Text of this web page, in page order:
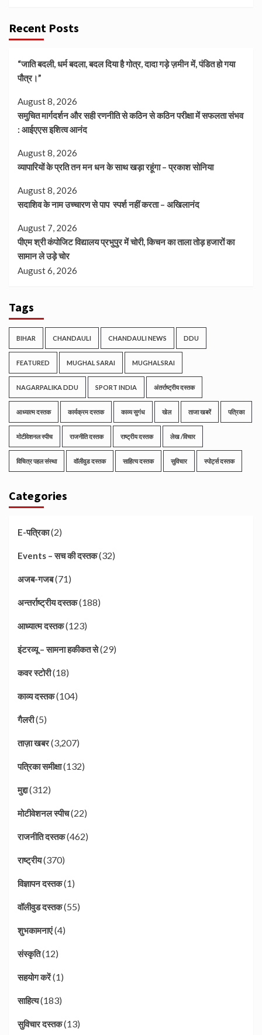
Recent Posts
“जाति बदली, धर्म बदला, बदल दिया है गोत्र, दादा गड़े ज़मीन में, पंडित हो गया
पौत्र।”
August 8, 2026
समुचित मार्गदर्शन और सही रणनीति से कठिन से कठिन परीक्षा में सफलता संभव
: आईएएस इशित्व आनंद
August 8, 2026
व्यापारियों के प्रति तन मन धन के साथ खड़ा रहूंगा – प्रकाश सोनिया
August 8, 2026
सदाशिव के नाम उच्चारण से पाप स्पर्श नहीं करता – अखिलानंद
August 7, 2026
पीएम श्री कंपोजिट विद्यालय प्रभुपुर में चोरी, किचन का ताला तोड़ हजारों का
सामान ले उड़े चोर
August 6, 2026
Tags
BIHAR CHANDAULI CHANDAULI NEWS DDU
FEATURED MUGHAL SARAI MUGHALSRAI
NAGARPALIKA DDU SPORT INDIA अंतर्राष्ट्रीय दस्तक
आध्यात्म दस्तक कार्यक्रम दस्तक काव्य सुगंध खेल ताजा खबरें पत्रिका
मोटीवेशनल स्पीच राजनीति दस्तक राष्ट्रीय दस्तक लेख /विचार
विचित्र पहल संस्था वॉलीवुड दस्तक साहित्य दस्तक सुविचार स्पोर्ट्स दस्तक
Categories
E-पत्रिका(2)
Events – सच की दस्तक(32)
अजब-गजब(71)
अन्तर्राष्ट्रीय दस्तक(188)
आध्यात्म दस्तक(123)
इंटरव्यू – सामना हकीकत से(29)
कवर स्टोरी(18)
काव्य दस्तक(104)
गैलरी(5)
ताज़ा खबर(3,207)
पत्रिका समीक्षा(132)
मुद्दा(312)
मोटीवेशनल स्पीच(22)
राजनीति दस्तक(462)
राष्ट्रीय(370)
विज्ञापन दस्तक(1)
वॉलीवुड दस्तक(55)
शुभकामनाएं(4)
संस्कृति(12)
सहयोग करें(1)
साहित्य(183)
सुविचार दस्तक(13)